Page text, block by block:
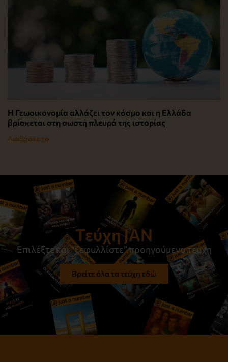
Η Γεωοικονομία αλλάζει τον κόσμο και η Ελλάδα
βρίσκεται στη σωστή πλευρά της ιστορίας
Διαβάστε το
Τεύχη JAN
Επιλέξτε και “ξεφυλλίστε” προηγούμενα τεύχη
Βρείτε όλα τα τεύχη εδώ